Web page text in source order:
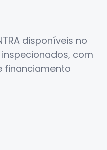
disponíveis no
com
financiamento